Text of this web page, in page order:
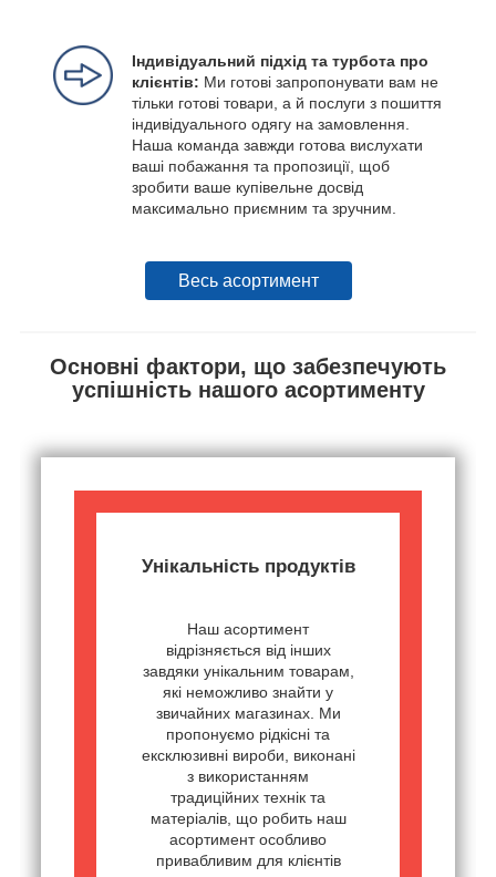
Індивідуальний підхід та турбота про
клієнтів: Ми готові запропонувати вам не
тільки готові товари, а й послуги з пошиття
індивідуального одягу на замовлення.
Наша команда завжди готова вислухати
ваші побажання та пропозиції, щоб
зробити ваше купівельне досвід
максимально приємним та зручним.
Весь асортимент
Основні фактори, що забезпечують
успішність нашого асортименту
Унікальність продуктів
Наш асортимент
відрізняється від інших
завдяки унікальним товарам,
які неможливо знайти у
звичайних магазинах. Ми
пропонуємо рідкісні та
ексклюзивні вироби, виконані
з використанням
традиційних технік та
матеріалів, що робить наш
асортимент особливо
привабливим для клієнтів